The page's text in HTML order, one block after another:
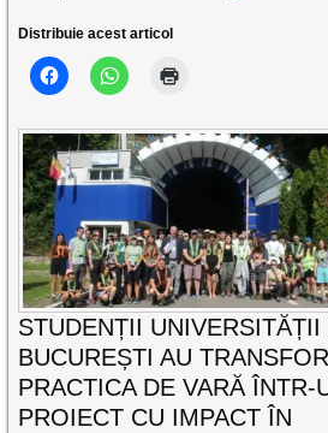
Distribuie acest articol
STUDENȚII UNIVERSITĂȚII
BUCUREȘTI AU
PRACTICA DE VARĂ ÎNTR-
PROIECT CU IMPACT ÎN